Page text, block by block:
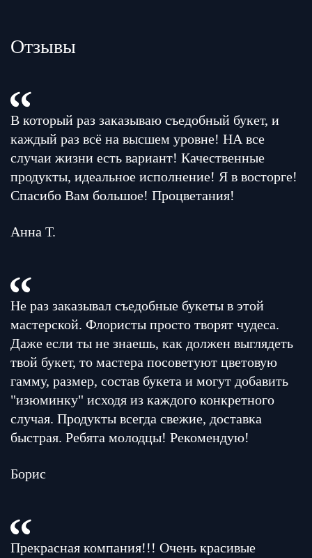
Отзывы
В который раз заказываю съедобный букет, и
каждый раз всё на высшем уровне! НА все
случаи жизни есть вариант! Качественные
продукты, идеальное исполнение! Я в восторге!
Спасибо Вам большое! Процветания!
Анна Т.
Не раз заказывал съедобные букеты в этой
мастерской. Флористы просто творят чудеса.
Даже если ты не знаешь, как должен выглядеть
твой букет, то мастера посоветуют цветовую
гамму, размер, состав букета и могут добавить
"изюминку" исходя из каждого конкретного
случая. Продукты всегда свежие, доставка
быстрая. Ребята молодцы! Рекомендую!
Борис
Прекрасная компания!!! Очень красивые